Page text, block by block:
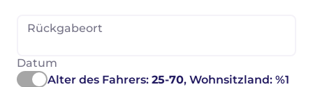
Rückgabeort
Datum
Alter des Fahrers: 25-70, Wohnsitzland: %1